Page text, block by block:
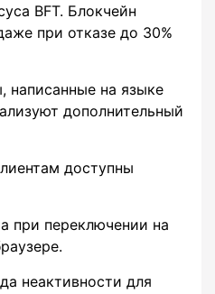
BFT. Блокчейн
при отказе до 30%
написанные на языке
дополнительный
доступны
при переключении на
неактивности для